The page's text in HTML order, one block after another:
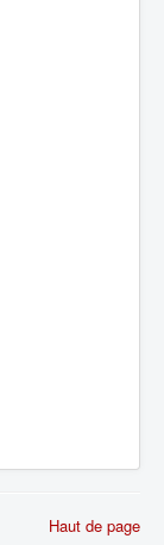
Haut de page